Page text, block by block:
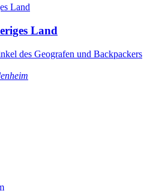
Land
des Geografen und Backpackers